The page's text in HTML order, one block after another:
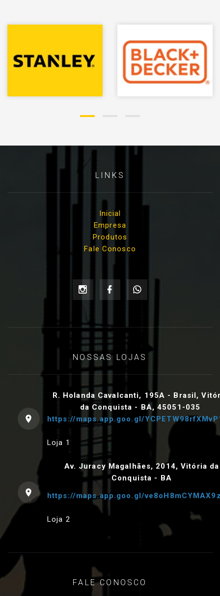
LINKS
Inicial
Empresa
Produtos
Fale Conosco
NOSSAS LOJAS
R. Holanda Cavalcanti, 195A - Brasil,
da Conquista - BA, 45051-035
https://maps.app.goo.gl/
Loja 1
Av. Juracy Magalhães, 2014, Vitória da
Conquista - BA
https://maps.app.goo.gl/
Loja 2
FALE CONOSCO